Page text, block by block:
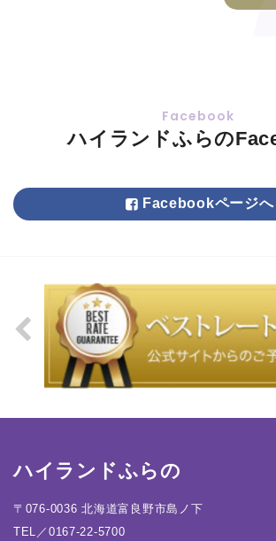
ハイランドふらの
Facebookページへ
ハイランドふらの
〒076-0036 北海道富良野市島ノ下
TEL／0167-22-5700